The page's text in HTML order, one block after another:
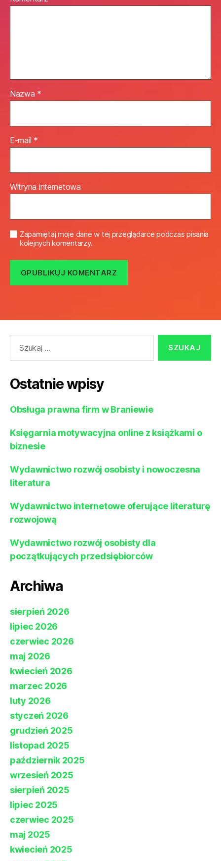
Nazwa *
E-mail *
Witryna internetowa
Zapamiętaj moje dane w tej przeglądarce podczas pisania
kolejnych komentarzy.
Ostatnie wpisy
Obsługa prawna firm w Braniewie
Księgarnia motywacyjna online z książkami o
biznesie
Wydawnictwo rozwój osobisty i nowoczesna
literatura
Wydawnictwo internetowe oferujące literaturę
rozwojową
Wydawnictwo rozwój osobisty dla
początkujących przedsiębiorców
Archiwa
sierpień 2026
lipiec 2026
czerwiec 2026
maj 2026
kwiecień 2026
marzec 2026
luty 2026
styczeń 2026
grudzień 2025
listopad 2025
październik 2025
wrzesień 2025
sierpień 2025
lipiec 2025
czerwiec 2025
maj 2025
kwiecień 2025